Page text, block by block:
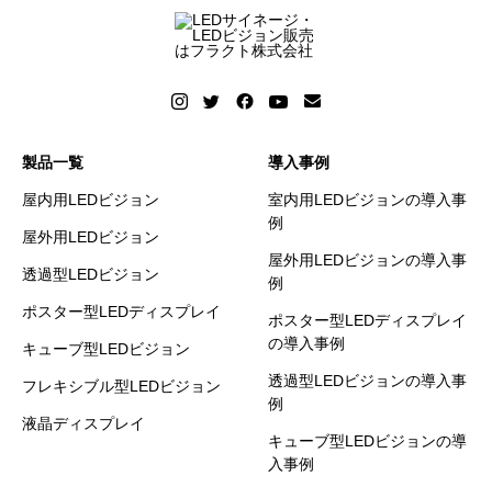
製品一覧
屋内用LEDビジョン
屋外用LEDビジョン
透過型LEDビジョン
ポスター型LEDディスプレイ
キューブ型LEDビジョン
フレキシブル型LEDビジョン
液晶ディスプレイ
導入事例
室内用LEDビジョンの導入事
例
屋外用LEDビジョンの導入事
例
ポスター型LEDディスプレイ
の導入事例
透過型LEDビジョンの導入事
例
キューブ型LEDビジョンの導
入事例